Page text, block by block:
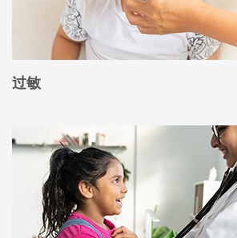
过敏
导致荨麻疹、打喷嚏或全身性过敏反应等症
儿童的健康至关重要，这包括在医生的指导下
敏原、用药或注射脱敏针。